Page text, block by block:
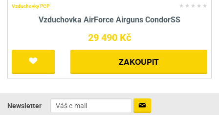
Vzduchovky PCP
Vzduchovka AirForce Airguns CondorSS
29 490 Kč
ZAKOUPIT
Newsletter